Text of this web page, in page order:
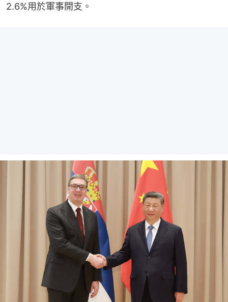
2.6%用於軍事開支。